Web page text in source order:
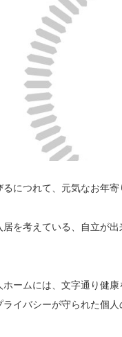
につれて、元気なお年寄
居を考えている、自立が
ームには、文字通り健
イバシーが守られた個